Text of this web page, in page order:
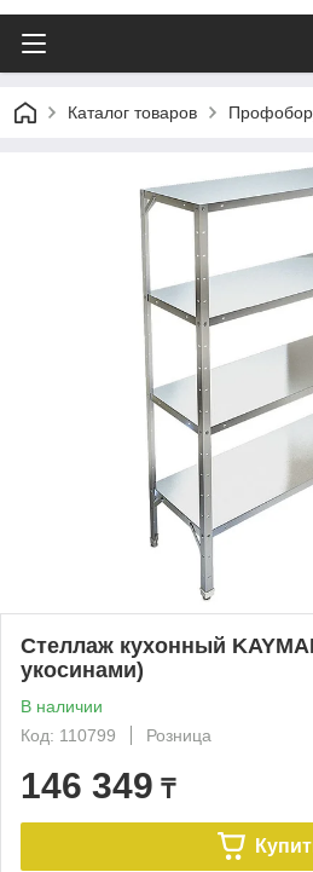
Каталог товаров
Стеллаж кухонный
укосинами)
В наличии
Код: 110799
Розница
146 349 ₸